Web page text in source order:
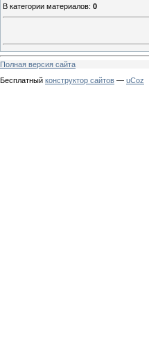
В категории материалов: 0
Полная версия сайта
Бесплатный конструктор сайтов — uCoz